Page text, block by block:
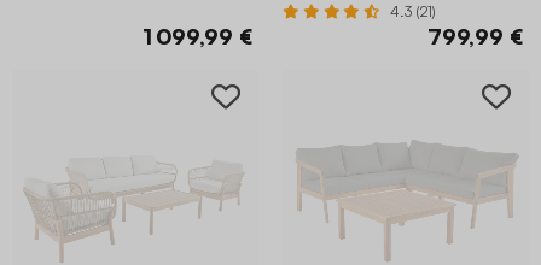
1 099,99 €
4.3 (21)
799,99 €